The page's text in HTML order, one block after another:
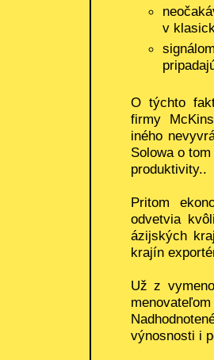
v
O týchto
firmy
iného
Solowa o
produktivity..
Pritom
odvetvia
ázijských
krajín
Už z
výnosnosti i